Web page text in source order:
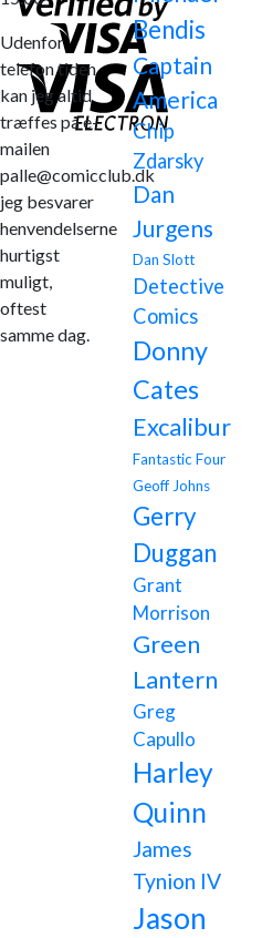
Udenfor
telefon tiden
kan jeg altid
træffes på e-
mailen
palle@comicclub.dk
jeg besvarer
henvendelserne
hurtigst
muligt,
oftest
samme dag.
Bendis
Captain
America
Chip
Zdarsky
Dan
Jurgens
Dan Slott
Detective
Comics
Donny
Cates
Excalibur
Fantastic Four
Geoff Johns
Gerry
Duggan
Grant
Morrison
Green
Lantern
Greg
Capullo
Harley
Quinn
James
Tynion IV
Jason